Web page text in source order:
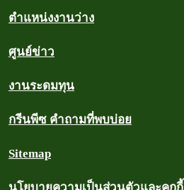
ตำแหน่งงานว่าง
ศูนย์ข่าว
งานระดมทุน
กรีนพีซ คำถามที่พบบ่อย
Sitemap